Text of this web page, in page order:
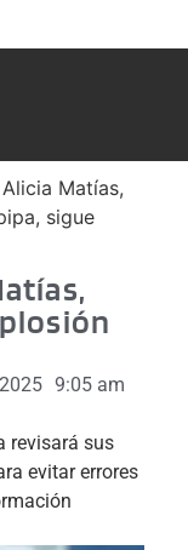
Matías,
sigue
9:05 am
revisará sus
evitar errores